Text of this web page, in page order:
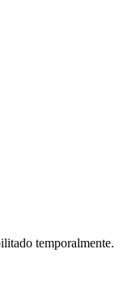
temporalmente.